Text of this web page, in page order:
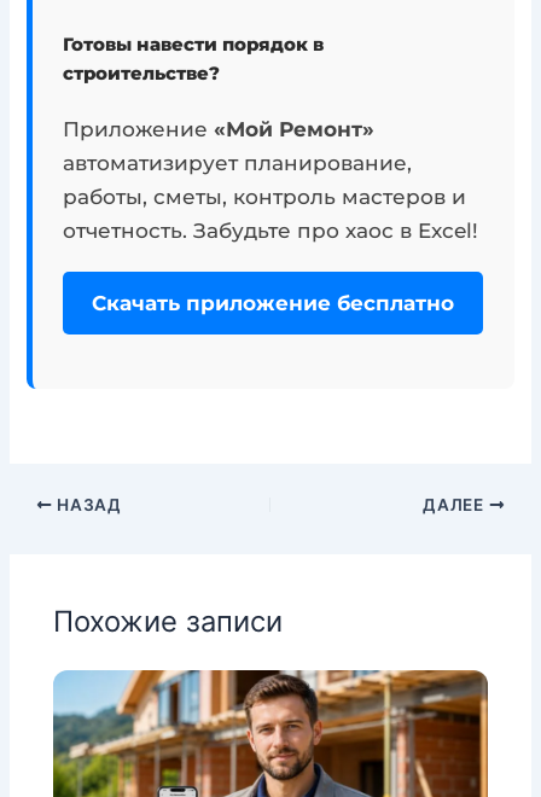
Готовы навести порядок в
строительстве?
Приложение«Мой Ремонт»
автоматизирует планирование,
работы, сметы, контроль мастеров и
отчетность. Забудьте про хаос в Excel!
Скачать приложение бесплатно
НАЗАД ДАЛЕЕ
Похожие записи